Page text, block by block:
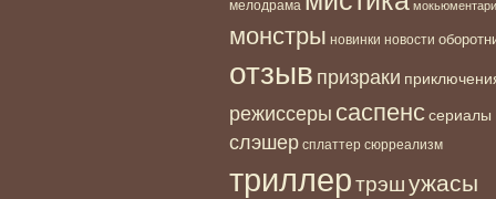
мелодрама мокьюментари
монстры новинки новости
отзыв призраки
режиссеры саспенссериалы
слэшер сплаттер сюрреализм
триллертрэшужасы